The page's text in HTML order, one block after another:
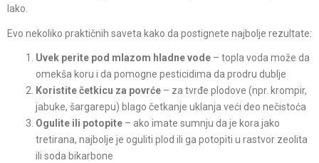
lako.
Evo nekoliko praktičnih saveta kako da postignete najbolje rezultate:
Uvek perite pod mlazom hladne vode – topla voda može da
omekša koru i da pomogne pesticidima da prodru dublje
Koristite četkicu za povrće – za tvrđe plodove (npr. krompir,
jabuke, šargarepu) blago četkanje uklanja veći deo nečistoća
Ogulite ili potopite – ako imate sumnju da je kora jako
tretirana, najbolje je oguliti plod ili ga potopiti u rastvor zeolita
ili soda bikarbone